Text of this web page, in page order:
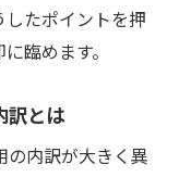
たポイントを押
臨めます。
訳とは
の内訳が大きく異